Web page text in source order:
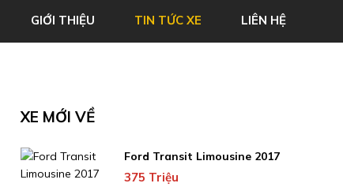
GIỚI THIỆU TIN TỨC XE LIÊN HỆ
XE MỚI VỀ
Ford Transit Limousine 2017
375 Triệu